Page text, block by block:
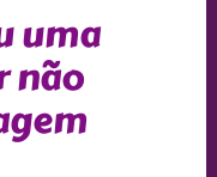
uma
não